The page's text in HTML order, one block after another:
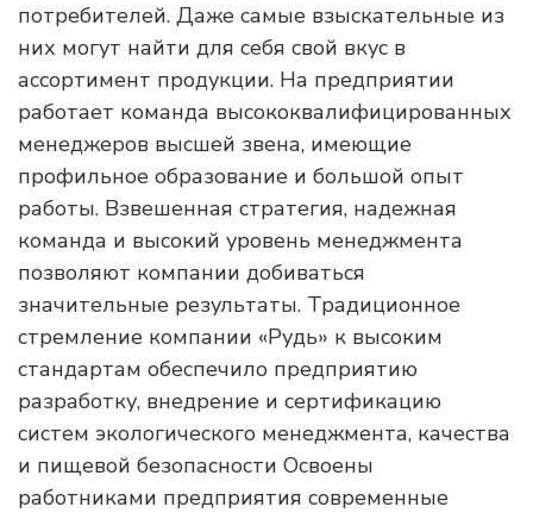
потребителей. Даже самые взыскательные из
них могут найти для себя свой вкус в
ассортимент продукции. На предприятии
работает команда высококвалифицированных
менеджеров высшей звена, имеющие
профильное образование и большой опыт
работы. Взвешенная стратегия, надежная
команда и высокий уровень менеджмента
позволяют компании добиваться
значительные результаты. Традиционное
стремление компании «Рудь» к высоким
стандартам обеспечило предприятию
разработку, внедрение и сертификацию
систем экологического менеджмента, качества
и пищевой безопасности Освоены
работниками предприятия современные